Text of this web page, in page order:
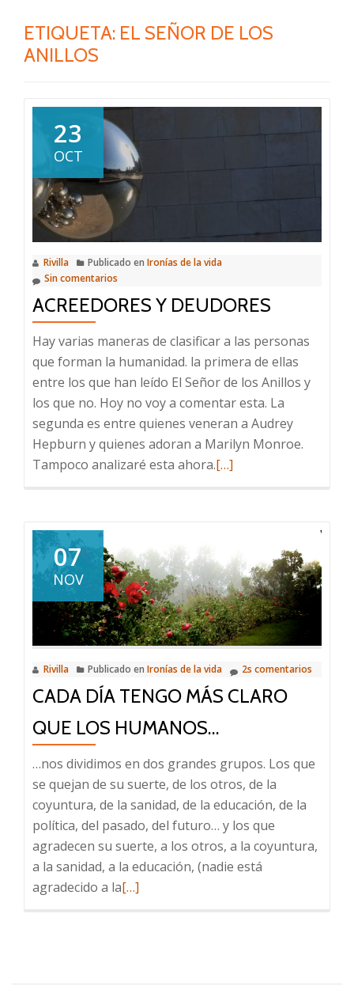
ETIQUETA: EL SEÑOR DE LOS
ANILLOS
23
OCT
Rivilla Publicado en Ironías de la vida
Sin comentarios
ACREEDORES Y DEUDORES
Hay varias maneras de clasificar a las personas
que forman la humanidad. la primera de ellas
entre los que han leído El Señor de los Anillos y
los que no. Hoy no voy a comentar esta. La
segunda es entre quienes veneran a Audrey
Hepburn y quienes adoran a Marilyn Monroe.
Tampoco analizaré esta ahora.Leer
deudores
[…]
07
NOV
Rivilla Publicado en Ironías de la vida 2s comentarios
CADA DÍA TENGO MÁS CLARO
QUE LOS HUMANOS…
…nos dividimos en dos grandes grupos. Los que
se quejan de su suerte, de los otros, de la
coyuntura, de la sanidad, de la educación, de la
política, del pasado, del futuro… y los que
agradecen su suerte, a los otros, a la coyuntura,
a la sanidad, a la educación, (nadie está
agradecido a laLeer
tengo
[…]